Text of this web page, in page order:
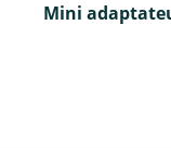
Mini